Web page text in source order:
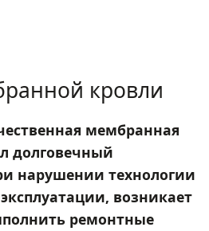
кровли
мембранная
долговечный
нарушении технологии
возникает
ремонтные